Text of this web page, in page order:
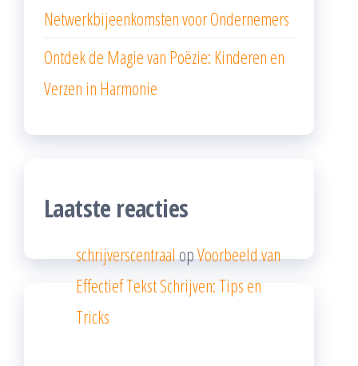
Netwerkbijeenkomsten voor Ondernemers
Ontdek de Magie van Poëzie: Kinderen en
Verzen in Harmonie
Laatste reacties
schrijverscentraalopVoorbeeld van
Effectief Tekst Schrijven: Tips en
Tricks